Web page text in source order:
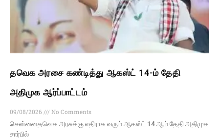
தவெக அரசை கண்டித்து ஆகஸ்ட் 14-ம் தேதி
அதிமுக ஆர்ப்பாட்டம்
09/08/2026
No Comments
சென்னைதவெக அரசுக்கு எதிராக வரும் ஆகஸ்ட் 14 ஆம் தேதி அதிமுக
சார்பில்